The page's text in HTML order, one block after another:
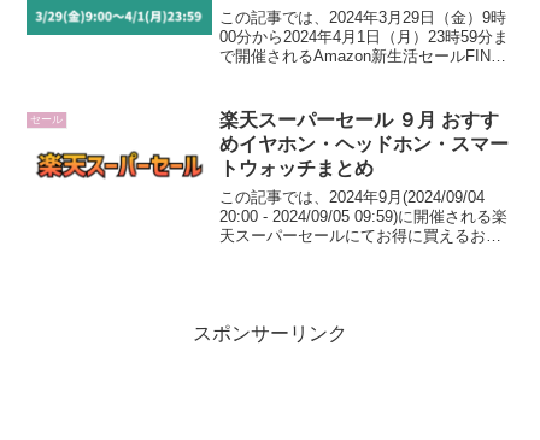
この記事では、2024年3月29日（金）9時
00分から2024年4月1日（月）23時59分ま
で開催されるAmazon新生活セールFINAL
ッチ等を特集しています。
セール
楽天スーパーセール ９月 おすす
めイヤホン・ヘッドホン・スマー
トウォッチまとめ
この記事では、2024年9月(2024/09/04
20:00 - 2024/09/05 09:59)に開催される楽
天スーパーセールにてお得に買えるおす
スポンサーリンク